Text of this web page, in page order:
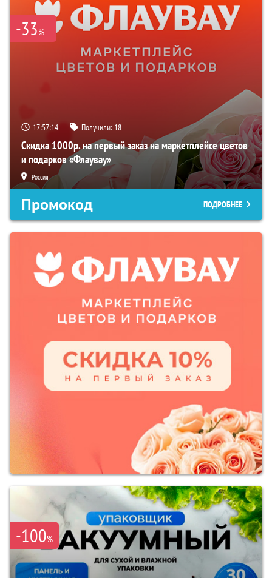
-33%
17:57:13 Получили: 18
Скидка 1000р. на первый заказ на маркетплейсе цветов
и подарков «Флаувау»
Россия
Промокод ПОДРОБНЕЕ
-100%